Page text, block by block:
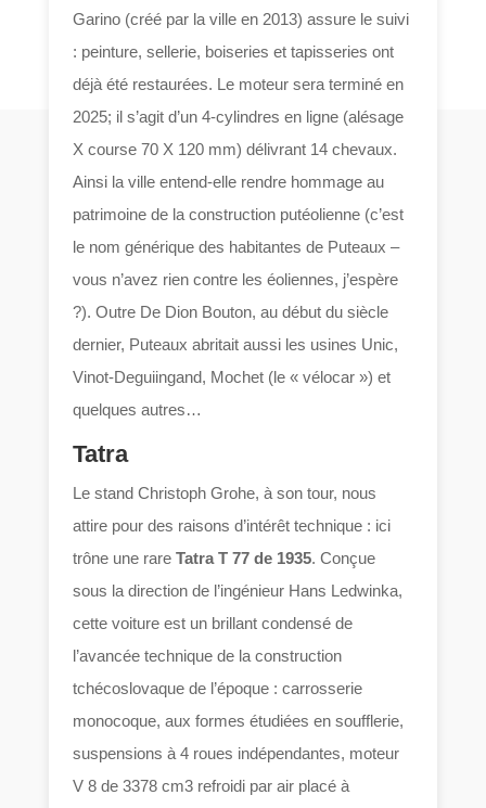
Garino (créé par la ville en 2013) assure le suivi
: peinture, sellerie, boiseries et tapisseries ont
déjà été restaurées. Le moteur sera terminé en
2025; il s’agit d’un 4-cylindres en ligne (alésage
X course 70 X 120 mm) délivrant 14 chevaux.
Ainsi la ville entend-elle rendre hommage au
patrimoine de la construction putéolienne (c’est
le nom générique des habitantes de Puteaux –
vous n’avez rien contre les éoliennes, j’espère
?). Outre De Dion Bouton, au début du siècle
dernier, Puteaux abritait aussi les usines Unic,
Vinot-Deguiingand, Mochet (le « vélocar ») et
quelques autres…
Tatra
Le stand Christoph Grohe, à son tour, nous
attire pour des raisons d’intérêt technique : ici
trône une rareTatra T 77 de 1935. Conçue
sous la direction de l’ingénieur Hans Ledwinka,
cette voiture est un brillant condensé de
l’avancée technique de la construction
tchécoslovaque de l’époque : carrosserie
monocoque, aux formes étudiées en soufflerie,
suspensions à 4 roues indépendantes, moteur
V 8 de 3378 cm3 refroidi par air placé à